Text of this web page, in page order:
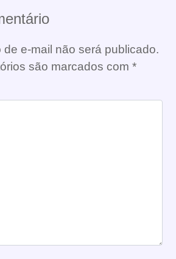
e-mail não será publicado.
são marcados com *